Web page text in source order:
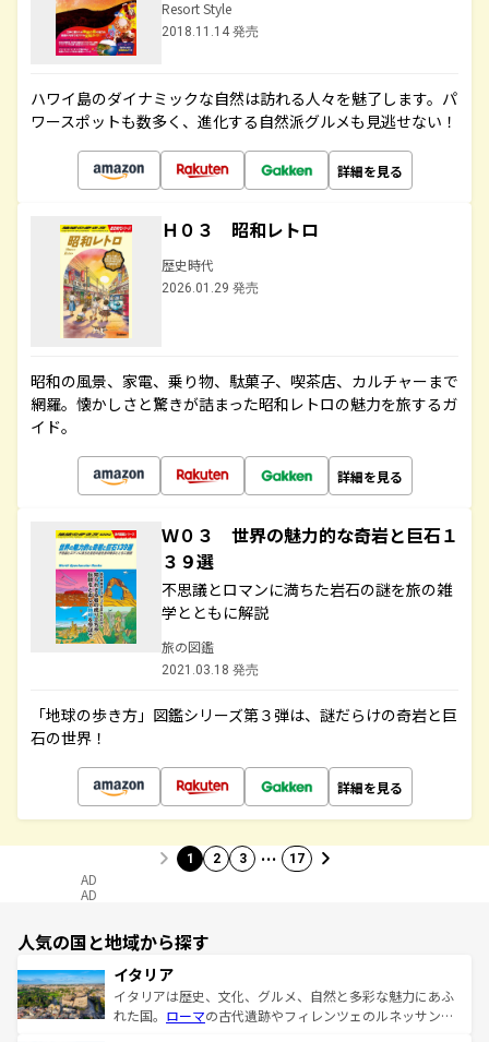
Resort Style
2018.11.14 発売
ハワイ島のダイナミックな自然は訪れる人々を魅了します。パ
ワースポットも数多く、進化する自然派グルメも見逃せない！
詳細を見る
Ｈ０３ 昭和レトロ
歴史時代
2026.01.29 発売
昭和の風景、家電、乗り物、駄菓子、喫茶店、カルチャーまで
網羅。懐かしさと驚きが詰まった昭和レトロの魅力を旅するガ
イド。
詳細を見る
Ｗ０３ 世界の魅力的な奇岩と巨石１
３９選
不思議とロマンに満ちた岩石の謎を旅の雑
学とともに解説
旅の図鑑
2021.03.18 発売
「地球の歩き方」図鑑シリーズ第３弾は、謎だらけの奇岩と巨
石の世界！
詳細を見る
1 2 3 … 17
AD
AD
人気の国と地域から探す
イタリア
イタリアは歴史、文化、グルメ、自然と多彩な魅力にあふ
れた国。 ローマの古代遺跡やフィレンツェのルネッサンス